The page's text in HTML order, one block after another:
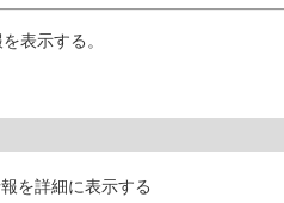
表示する。
を詳細に表示する